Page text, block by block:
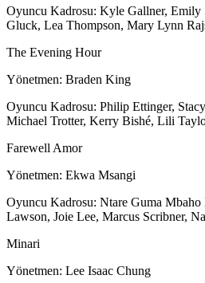
Oyuncu Kadrosu: Kyle Gallner, Emily
Gluck, Lea Thompson, Mary Lynn
The Evening Hour
Yönetmen: Braden King
Oyuncu Kadrosu: Philip Ettinger,
Michael Trotter, Kerry Bishé, Lili
Farewell Amor
Yönetmen: Ekwa Msangi
Oyuncu Kadrosu: Ntare Guma
Lawson, Joie Lee, Marcus Scribner,
Minari
Yönetmen: Lee Isaac Chung